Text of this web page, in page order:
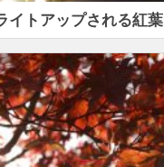
イトアップされる紅葉